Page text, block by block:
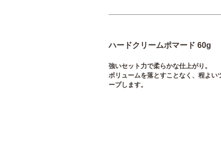
ハードクリームポマード 60g
強いセット力で柔らかな仕上がり。
ボリュームを落とすことなく、程よ
ープします。